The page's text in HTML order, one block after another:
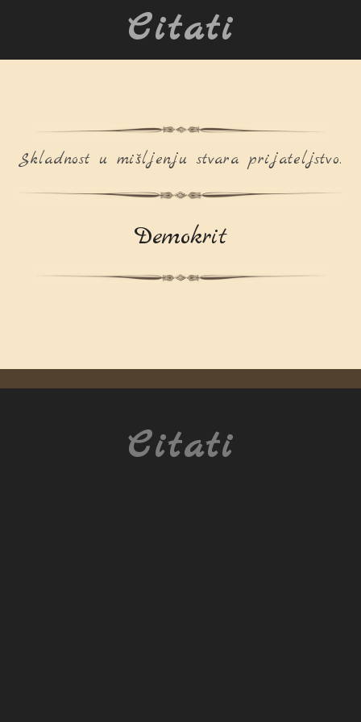
Citati
Skladnost u mišljenju stvara prijateljstvo.
Demokrit
Citati